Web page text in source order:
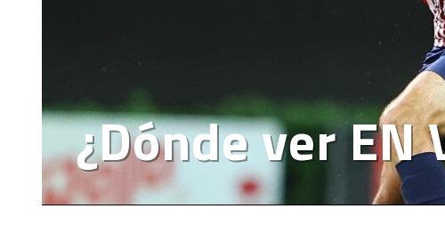
CHIVAS
CHIVASTV
ESTADIO
AKRON
¿Dónde ver EN